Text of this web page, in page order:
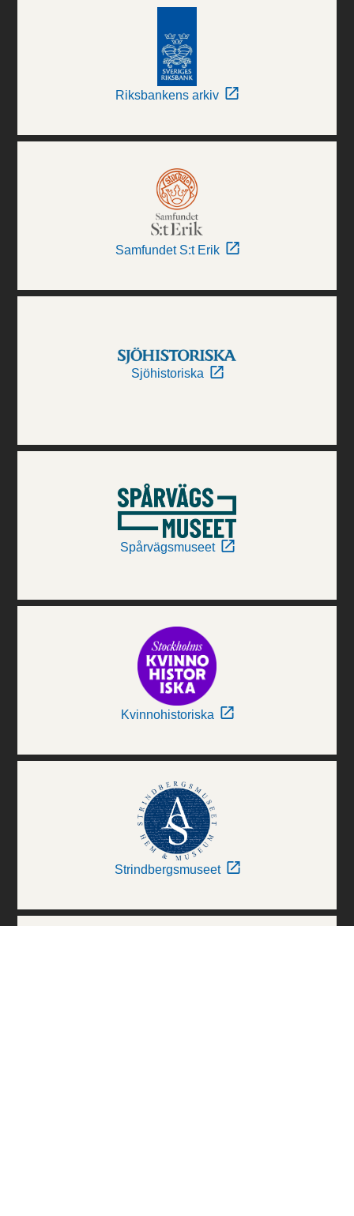
Riksbankens arkiv
Samfundet S:t Erik
Sjöhistoriska
Spårvägsmuseet
Kvinnohistoriska
Strindbergsmuseet